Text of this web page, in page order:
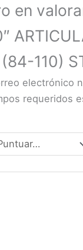
en
110)
electrónico
requeridos